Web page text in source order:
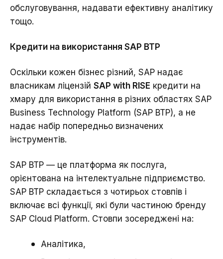
обслуговування, надавати ефективну аналітику
тощо.
Кредити на використання SAP BTP
Оскільки кожен бізнес різний, SAP надає
власникам ліцензій SAP with RISE кредити на
хмару для використання в різних областях SAP
Business Technology Platform (SAP BTP), а не
надає набір попередньо визначених
інструментів.
SAP BTP — це платформа як послуга,
орієнтована на інтелектуальне підприємство.
SAP BTP складається з чотирьох стовпів і
включає всі функції, які були частиною бренду
SAP Cloud Platform. Стовпи зосереджені на:
Аналітика,